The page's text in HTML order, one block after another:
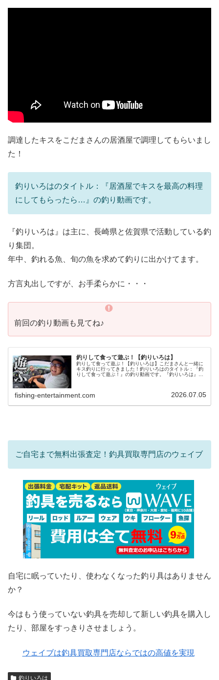
調達したキスをこだまさんの居酒屋で調理してもらいまし
た！
釣りいろはのタイトル：『居酒屋でキスを最高の料理
にしてもらったら…』の釣り動画です。
『釣りいろは』は主に、長崎県と佐賀県で活動している釣
り集団。
年中、釣れる魚、旬の魚を求めて釣りに出かけてます。
方言丸出しですが、お手柔らかに・・・
前回の釣り動画も見てね♪
釣りして食って遊ぶ！【釣りいろは】
釣りして食って遊ぶ！【釣りいろは】こだまさんと一緒に
キス釣りに行ってきました！釣りいろはのタイトル：『釣
りして食って遊ぶ！』の釣り動画です。『釣りいろは』は
fishing-entertainment.com 2026.07.05
ご自宅まで無料出張査定！釣具買取専門店のウェイブ
自宅に眠っていたり、使わなくなった釣り具はありません
か？
今はもう使っていない釣具を売却して新しい釣具を購入し
たり、部屋をすっきりさせましょう。
ウェイブは釣具買取専門店ならではの高値を実現
釣りいろは